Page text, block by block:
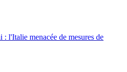
l'Italie menacée de mesures de